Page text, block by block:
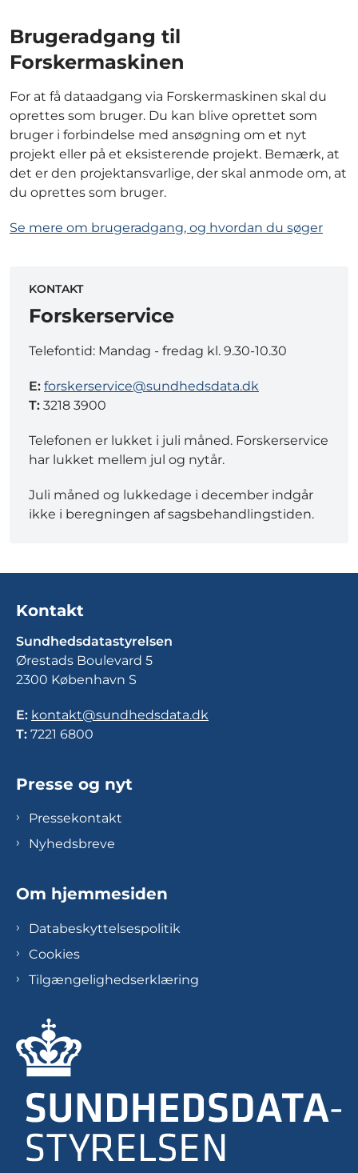
Brugeradgang til
Forskermaskinen
For at få dataadgang via Forskermaskinen skal du
oprettes som bruger. Du kan blive oprettet som
bruger i forbindelse med ansøgning om et nyt
projekt eller på et eksisterende projekt. Bemærk, at
det er den projektansvarlige, der skal anmode om, at
du oprettes som bruger.
Se mere om brugeradgang, og hvordan du søger
KONTAKT
Forskerservice
Telefontid: Mandag - fredag kl. 9.30-10.30
E: forskerservice@sundhedsdata.dk
T: 3218 3900
Telefonen er lukket i juli måned. Forskerservice
har lukket mellem jul og nytår.
Juli måned og lukkedage i december indgår
ikke i beregningen af sagsbehandlingstiden.
Kontakt
Sundhedsdatastyrelsen
Ørestads Boulevard 5
2300 København S
E: kontakt@sundhedsdata.dk
T: 7221 6800
Presse og nyt
Pressekontakt
Nyhedsbreve
Om hjemmesiden
Databeskyttelsespolitik
Cookies
Tilgængelighedserklæring